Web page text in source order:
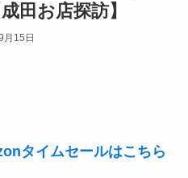
田お店探訪】
月15日
タイムセールはこちら